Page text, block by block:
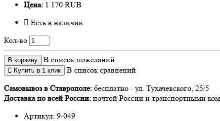
Цена: 1 170 RUB
Есть в наличии
Кол-во
В корзину В список пожеланий
Купить в 1 клик
В список сравнений
Самовывоз в Ставрополе: бесплатно - ул. Тухачевского, 25/5
Доставка по всей России: почтой России и транспортными
Артикул: 9-049